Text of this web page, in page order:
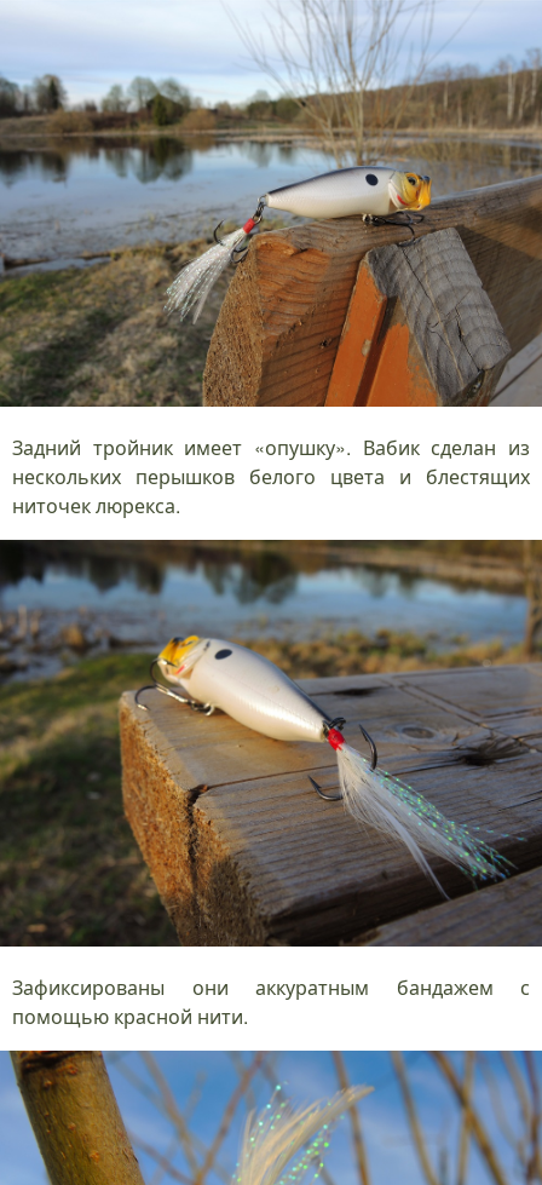
Задний тройник имеет «опушку». Вабик сделан из
нескольких перышков белого цвета и блестящих
ниточек люрекса.
Зафиксированы они аккуратным бандажем с
помощью красной нити.